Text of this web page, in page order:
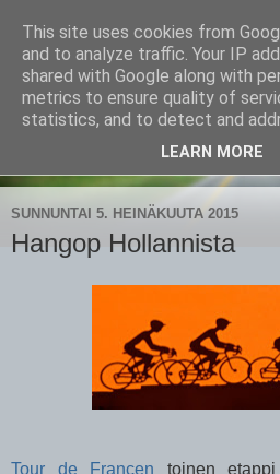
kammen- ja kauhanpyöritystä
SUNNUNTAI 5. HEINÄKUUTA 2015
Hangop Hollannista
Tour de Francen toinen
This site uses cookies from
and to analyze traffic. Your IP
shared with Google along with
metrics to ensure quality of
statistics, and to detect and
LEARN MORE